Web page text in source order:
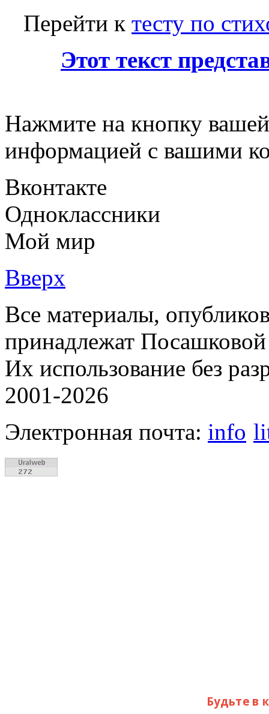
Перейти к тесту по
Этот текст
Нажмите на кнопку
информацией с вашими
Вконтакте
Одноклассники
Мой мир
Вверх
Все материалы,
принадлежат
Их использование без
2001-2026
Электронная почта: info
Будьте в